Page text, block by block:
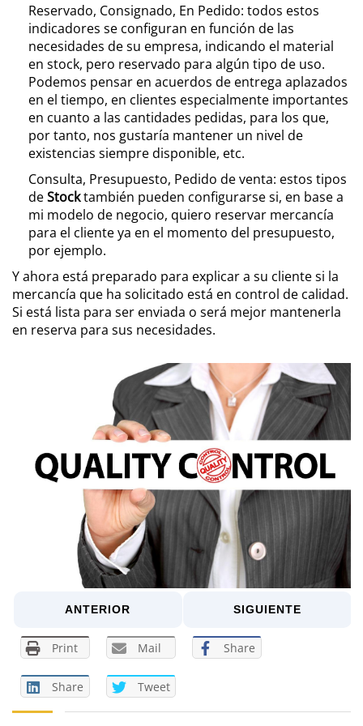
Reservado, Consignado, En Pedido: todos estos
indicadores se configuran en función de las
necesidades de su empresa, indicando el material
en stock, pero reservado para algún tipo de uso.
Podemos pensar en acuerdos de entrega aplazados
en el tiempo, en clientes especialmente importantes
en cuanto a las cantidades pedidas, para los que,
por tanto, nos gustaría mantener un nivel de
existencias siempre disponible, etc.
Consulta, Presupuesto, Pedido de venta: estos tipos
deStocktambién pueden configurarse si, en base a
mi modelo de negocio, quiero reservar mercancía
para el cliente ya en el momento del presupuesto,
por ejemplo.
Y ahora está preparado para explicar a su cliente si la
mercancía que ha solicitado está en control de calidad.
Si está lista para ser enviada o será mejor mantenerla
en reserva para sus necesidades.
ANTERIOR SIGUIENTE
Print Mail Share
Share Tweet